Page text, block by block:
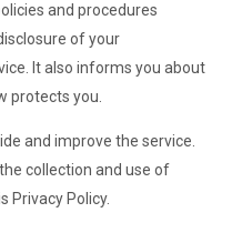
and procedures
of your
It also informs you about
protects you.
and improve the service.
collection and use of
Privacy Policy.